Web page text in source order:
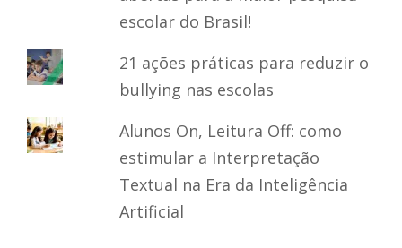
escolar do Brasil!
21 ações práticas para reduzir o
bullying nas escolas
Alunos On, Leitura Off: como
estimular a Interpretação
Textual na Era da Inteligência
Artificial